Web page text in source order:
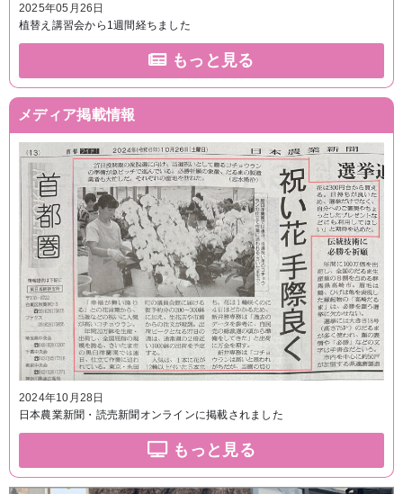
2025年05月26日
植替え講習会から1週間経ちました
もっと見る
メディア掲載情報
2024年10月28日
日本農業新聞・読売新聞オンラインに掲載されました
もっと見る